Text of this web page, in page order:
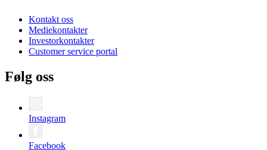
Kontakt oss
Mediekontakter
Investorkontakter
Customer service portal
Følg oss
Instagram
Facebook